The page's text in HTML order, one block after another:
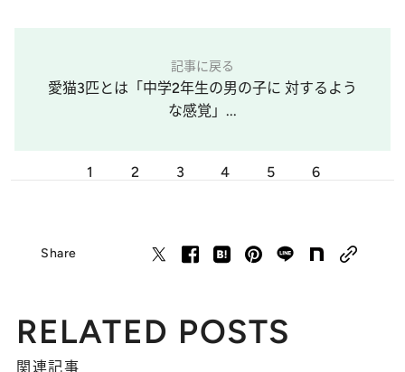
記事に戻る
愛猫3匹とは「中学2年生の男の子に 対するよう
な感覚」...
1 2 3 4 5 6
Share
RELATED POSTS
関連記事